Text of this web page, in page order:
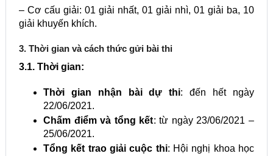
– Cơ cấu giải: 01 giải nhất, 01 giải nhì, 01 giải ba, 10
giải khuyến khích.
3. Thời gian và cách thức gửi bài thi
3.1. Thời gian:
Thời gian nhận bài dự thi: đến hết ngày
22/06/2021.
Chấm điểm và tổng kết: từ ngày 23/06/2021 –
25/06/2021.
Tổng kết trao giải cuộc thi: Hội nghị khoa học